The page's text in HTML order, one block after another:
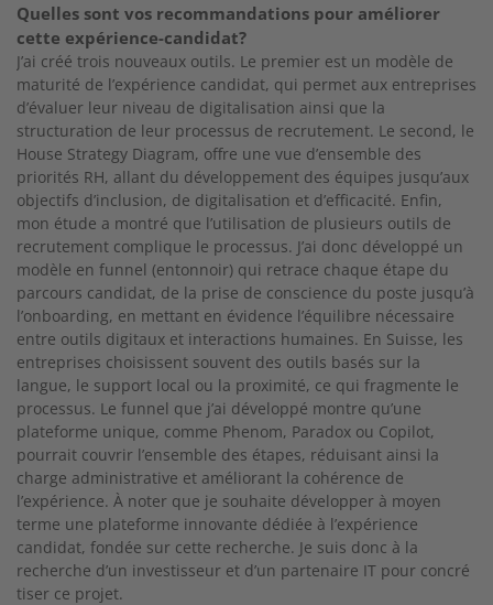
Quelles sont vos recommandations pour améliorer
cette expérience-candidat?
J’ai créé trois nouveaux outils. Le premier est un modèle de
maturité de l’expérience candidat, qui permet aux entreprises
d’évaluer leur niveau de digitalisation ainsi que la
structuration de leur processus de recrutement. Le second, le
House Strategy Diagram, offre une vue d’ensemble des
priorités RH, allant du développement des équipes jusqu’aux
objectifs d’inclusion, de digitalisation et d’efficacité. Enfin,
mon étude a montré que l’utilisation de plusieurs outils de
recrutement complique le processus. J’ai donc développé un
modèle en funnel (entonnoir) qui retrace chaque étape du
parcours candidat, de la prise de conscience du poste jusqu’à
l’onboarding, en mettant en évidence l’équilibre nécessaire
entre outils digitaux et interactions humaines. En Suisse, les
entreprises choisissent souvent des outils basés sur la
langue, le support local ou la proximité, ce qui fragmente le
processus. Le funnel que j’ai développé montre qu’une
plateforme unique, comme Phenom, Paradox ou Copilot,
pourrait couvrir l’ensemble des étapes, réduisant ainsi la
charge administrative et améliorant la cohérence de
l’expérience. À noter que je souhaite développer à moyen
terme une plateforme innovante dédiée à l’expérience
candidat, fondée sur cette recherche. Je suis donc à la
recherche d’un investisseur et d’un partenaire IT pour concré
tiser ce projet.